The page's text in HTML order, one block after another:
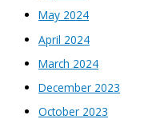
May 2024
April 2024
March 2024
December 2023
October 2023